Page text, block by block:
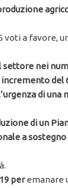
voti a favore,
settore nei
del
di una
di un
a
peremanare